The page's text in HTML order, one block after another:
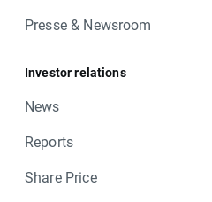
Presse & Newsroom
Investor relations
News
Reports
Share Price